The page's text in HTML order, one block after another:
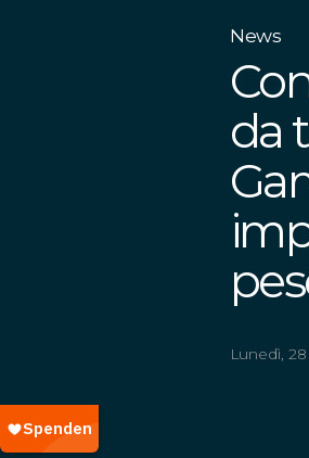
News
da
Lunedì,